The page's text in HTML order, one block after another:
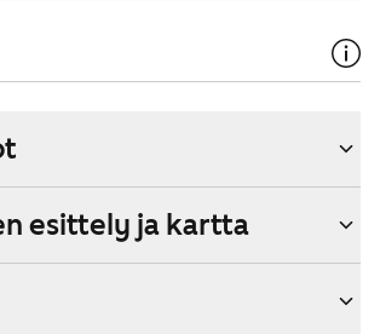
esittely ja kartta